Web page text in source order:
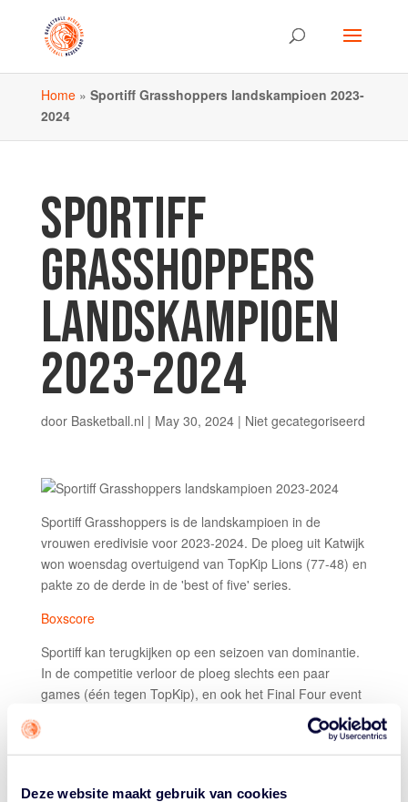
Deze website maakt gebruik van cookies
Home» Sportiff Grasshoppers landskampioen 2023-
2024
SPORTIFF
GRASSHOPPERS
LANDSKAMPIOEN
2023-2024
door Basketball.nl | May 30, 2024| Niet gecategoriseerd
Sportiff Grasshoppers is de landskampioen in de
vrouwen eredivisie voor 2023-2024. De ploeg uit Katwijk
won woensdag overtuigend van TopKip Lions (77-48) en
pakte zo de derde in de 'best of five' series.
Boxscore
Sportiff kan terugkijken op een seizoen van dominantie.
In de competitie verloor de ploeg slechts een paar
games (één tegen TopKip), en ook het Final Four event
én de Basketball Cup gingen naar de kustplaats.
seizoen vaak met wedstrijden in de 100, of een score